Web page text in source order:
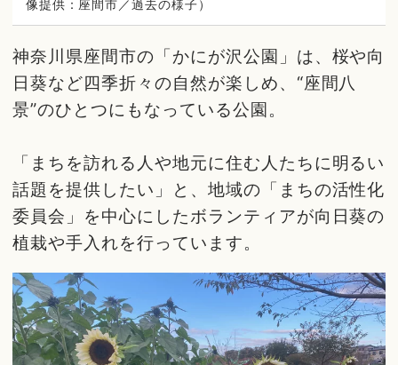
像提供：座間市／過去の様子）
神奈川県座間市の「かにが沢公園」は、桜や向
日葵など四季折々の自然が楽しめ、“座間八
景”のひとつにもなっている公園。
「まちを訪れる人や地元に住む人たちに明るい
話題を提供したい」と、地域の「まちの活性化
委員会」を中心にしたボランティアが向日葵の
植栽や手入れを行っています。